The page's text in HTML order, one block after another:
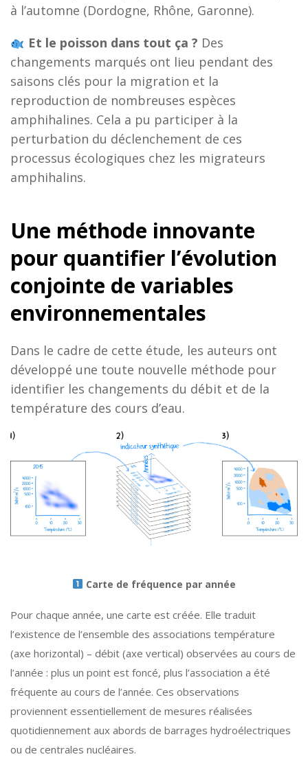
à l’automne (Dordogne, Rhône, Garonne).
Et le poisson dans tout ça ? Des
changements marqués ont lieu pendant des
saisons clés pour la migration et la
reproduction de nombreuses espèces
amphihalines. Cela a pu participer à la
perturbation du déclenchement de ces
processus écologiques chez les migrateurs
amphihalins.
Une méthode innovante
pour quantifier l’évolution
conjointe de variables
environnementales
Dans le cadre de cette étude, les auteurs ont
développé une toute nouvelle méthode pour
identifier les changements du débit et de la
température des cours d’eau.
Carte de fréquence par année
Pour chaque année, une carte est créée. Elle traduit
l’existence de l’ensemble des associations température
(axe horizontal) – débit (axe vertical) observées au cours de
l’année : plus un point est foncé, plus l’association a été
fréquente au cours de l’année. Ces observations
proviennent essentiellement de mesures réalisées
quotidiennement aux abords de barrages hydroélectriques
ou de centrales nucléaires.